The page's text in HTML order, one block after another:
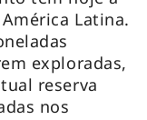
Latina.
exploradas,
reserva
nos